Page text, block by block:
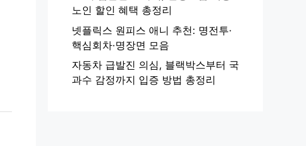
노인 할인 혜택 총정리
넷플릭스 원피스 애니 추천: 명전투·
핵심회차·명장면 모음
자동차 급발진 의심, 블랙박스부터 국
과수 감정까지 입증 방법 총정리